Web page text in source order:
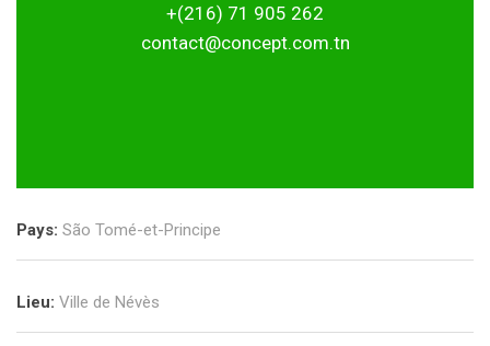
+(216) 71 905 262
contact@concept.com.tn
Pays: São Tomé-et-Principe
Lieu: Ville de Névès